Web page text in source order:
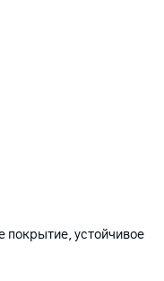
покрытие, устойчивое